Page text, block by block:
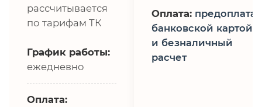
рассчитывается
по тарифам ТК
График работы:
ежедневно
Оплата:
Оплата: предоплата,
банковской картой
и безналичный
расчет